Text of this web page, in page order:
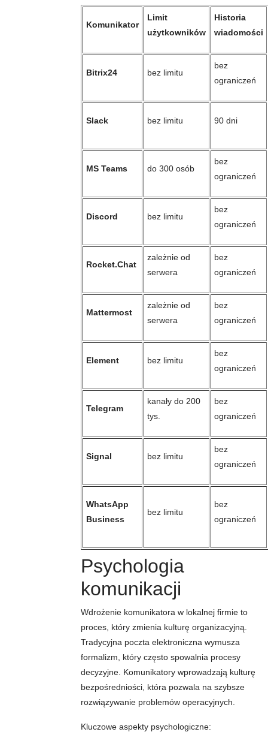
Komunikator
Limit
użytkowników
Historia
wiadomości
Bitrix24 bez limitu
bez
ograniczeń
Slack bez limitu 90 dni
MS Teams do 300 osób
bez
ograniczeń
Discord bez limitu
bez
ograniczeń
Rocket.Chat
zależnie od
serwera
bez
ograniczeń
Mattermost
zależnie od
serwera
bez
ograniczeń
Element bez limitu
bez
ograniczeń
Telegram
kanały do 200
tys.
bez
ograniczeń
Signal bez limitu
bez
ograniczeń
WhatsApp
Business
bez limitu
bez
ograniczeń
Psychologia
komunikacji
Wdrożenie komunikatora w lokalnej firmie to
proces, który zmienia kulturę organizacyjną.
Tradycyjna poczta elektroniczna wymusza
formalizm, który często spowalnia procesy
decyzyjne. Komunikatory wprowadzają kulturę
bezpośredniości, która pozwala na szybsze
rozwiązywanie problemów operacyjnych.
Kluczowe aspekty psychologiczne: